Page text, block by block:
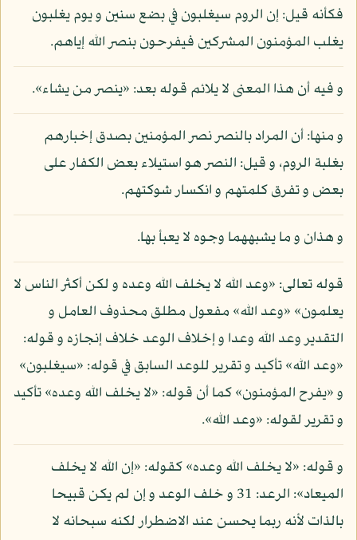
فكأنه قيل: إن الروم سيغلبون في بضع سنين و يوم يغلبون
يغلب المؤمنون المشركين فيفرحون بنصر الله إياهم.
و فيه أن هذا المعنى لا يلائم قوله بعد: «ينصر من يشاء».
و منها: أن المراد بالنصر نصر المؤمنين بصدق إخبارهم
بغلبة الروم، و قيل: النصر هو استيلاء بعض الكفار على
بعض و تفرق كلمتهم و انكسار شوكتهم.
و هذان و ما يشبههما وجوه لا يعبأ بها.
قوله تعالى: «وعد الله لا يخلف الله وعده و لكن أكثر الناس لا
يعلمون» «وعد الله» مفعول مطلق محذوف العامل و
التقدير وعد الله وعدا و إخلاف الوعد خلاف إنجازه و قوله:
«وعد الله» تأكيد و تقرير للوعد السابق في قوله: «سيغلبون»
و «يفرح المؤمنون» كما أن قوله: «لا يخلف الله وعده» تأكيد
و تقرير لقوله: «وعد الله».
و قوله: «لا يخلف الله وعده» كقوله: «إن الله لا يخلف
الميعاد»: الرعد: 31 و خلف الوعد و إن لم يكن قبيحا
بالذات لأنه ربما يحسن عند الاضطرار لكنه سبحانه لا